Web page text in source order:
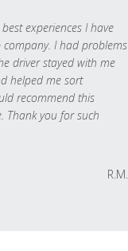
experiences I have
I had problems
driver stayed with me
helped me sort
recommend this
Thank you for such
R.M.